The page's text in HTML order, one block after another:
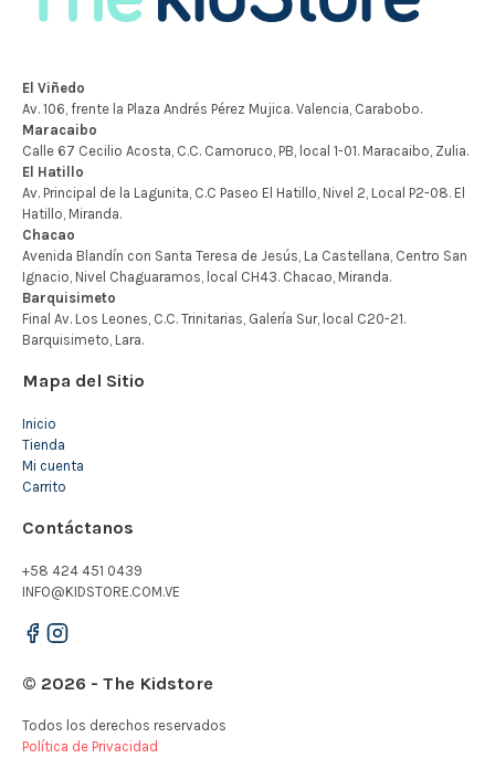
Mapa del Sitio
Inicio
Tienda
Mi cuenta
Carrito
Contáctanos
+58 424 451 0439
INFO@KIDSTORE.COM.VE
© 2026 - The Kidstore
Todos los derechos reservados
Política de Privacidad